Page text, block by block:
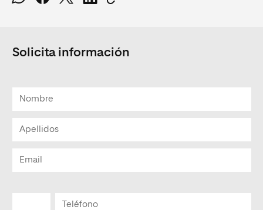
Solicita información